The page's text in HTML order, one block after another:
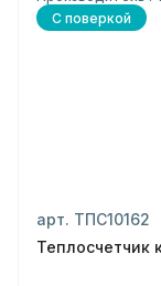
С поверкой
арт. ТПС10162
Теплосчетчик